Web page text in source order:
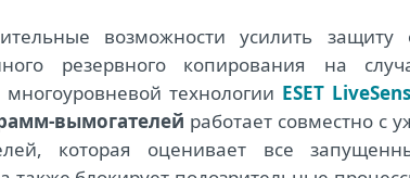
возможности усилить защиту
резервного копирования на
технологии ESET
вымогателей работает совместно с
которая оценивает все